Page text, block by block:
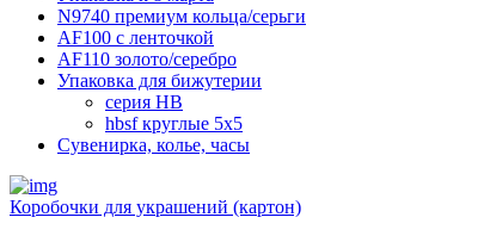
N9740 премиум кольца/серьги
AF100 с ленточкой
AF110 золото/серебро
Упаковка для бижутерии
серия HB
hbsf круглые 5x5
Сувенирка, колье, часы
Коробочки для украшений (картон)